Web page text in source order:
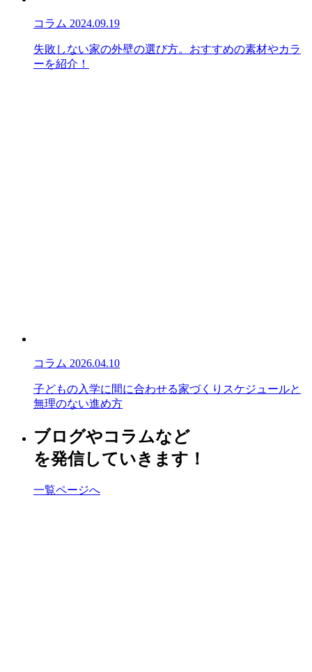
コラム 2024.09.19
失敗しない家の外壁の選び方。おすすめの素材やカラ
ーを紹介！
コラム 2026.04.10
子どもの入学に間に合わせる家づくりスケジュールと
無理のない進め方
ブログやコラムなど
を発信していきます！
一覧ページへ